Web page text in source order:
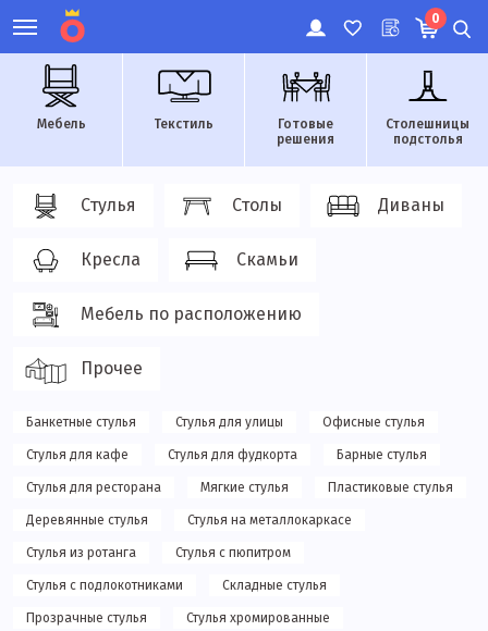
0
Мебель Текстиль
Готовые
решения
Столешницы
подстолья
Стулья Столы Диваны
Кресла Скамьи
Мебель по расположению
Прочее
Банкетные стулья Стулья для улицы Офисные стулья
Стулья для кафе Стулья для фудкорта Барные стулья
Стулья для ресторана Мягкие стулья Пластиковые стулья
Деревянные стулья Стулья на металлокаркасе
Стулья из ротанга Стулья с пюпитром
Стулья с подлокотниками Складные стулья
Прозрачные стулья Стулья хромированные